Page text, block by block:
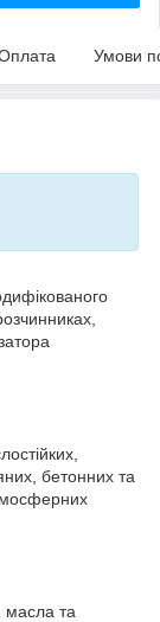
Умови
бетонних та
масла та